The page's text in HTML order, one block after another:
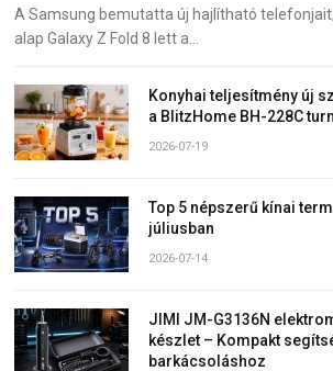
A Samsung bemutatta új hajlítható
alap Galaxy Z Fold 8 lett a…
Konyhai teljesítmény új
a BlitzHome BH-228C
2026-07-19
Top 5 népszerű kínai
júliusban
2026-07-14
JIMI JM-G3136N
készlet – Kompakt
barkácsoláshoz